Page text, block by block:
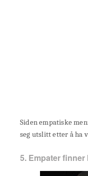
Siden empatiske
seg utslitt etter å ha
5. Empater